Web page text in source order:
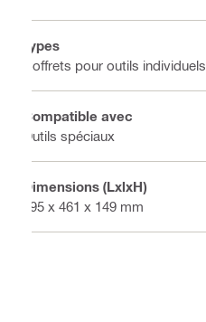
Types
Coffrets pour outils individuels
Compatible avec
Outils spéciaux
Dimensions (LxlxH)
595 x 461 x 149 mm